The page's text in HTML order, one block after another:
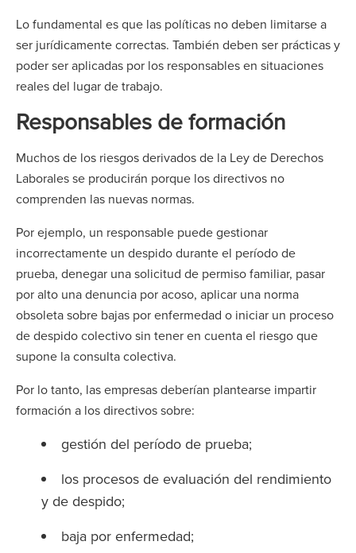
Lo fundamental es que las políticas no deben limitarse a
ser jurídicamente correctas. También deben ser prácticas y
poder ser aplicadas por los responsables en situaciones
reales del lugar de trabajo.
Responsables de formación
Muchos de los riesgos derivados de la Ley de Derechos
Laborales se producirán porque los directivos no
comprenden las nuevas normas.
Por ejemplo, un responsable puede gestionar
incorrectamente un despido durante el período de
prueba, denegar una solicitud de permiso familiar, pasar
por alto una denuncia por acoso, aplicar una norma
obsoleta sobre bajas por enfermedad o iniciar un proceso
de despido colectivo sin tener en cuenta el riesgo que
supone la consulta colectiva.
Por lo tanto, las empresas deberían plantearse impartir
formación a los directivos sobre:
gestión del período de prueba;
los procesos de evaluación del rendimiento
y de despido;
baja por enfermedad;